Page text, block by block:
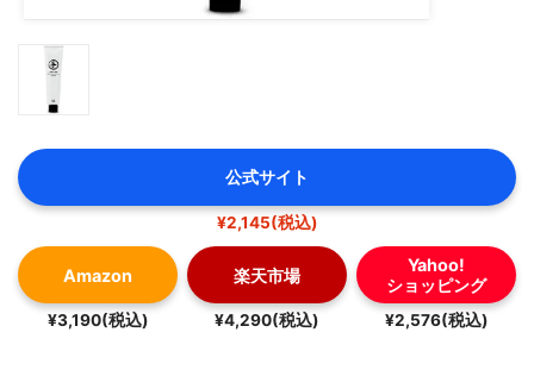
公式サイト
¥2,145(税込)
Amazon
¥3,190(税込)
楽天市場
¥4,290(税込)
Yahoo!
ショッピング
¥2,576(税込)